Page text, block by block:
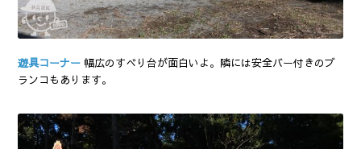
遊具コーナー 幅広のすべり台が面白いよ。隣には安全バー付きのブ
ランコもあります。